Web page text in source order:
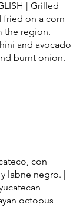
| Grilled
fried on a corn
the region.
and avocado
con
labne negro. |
octopus